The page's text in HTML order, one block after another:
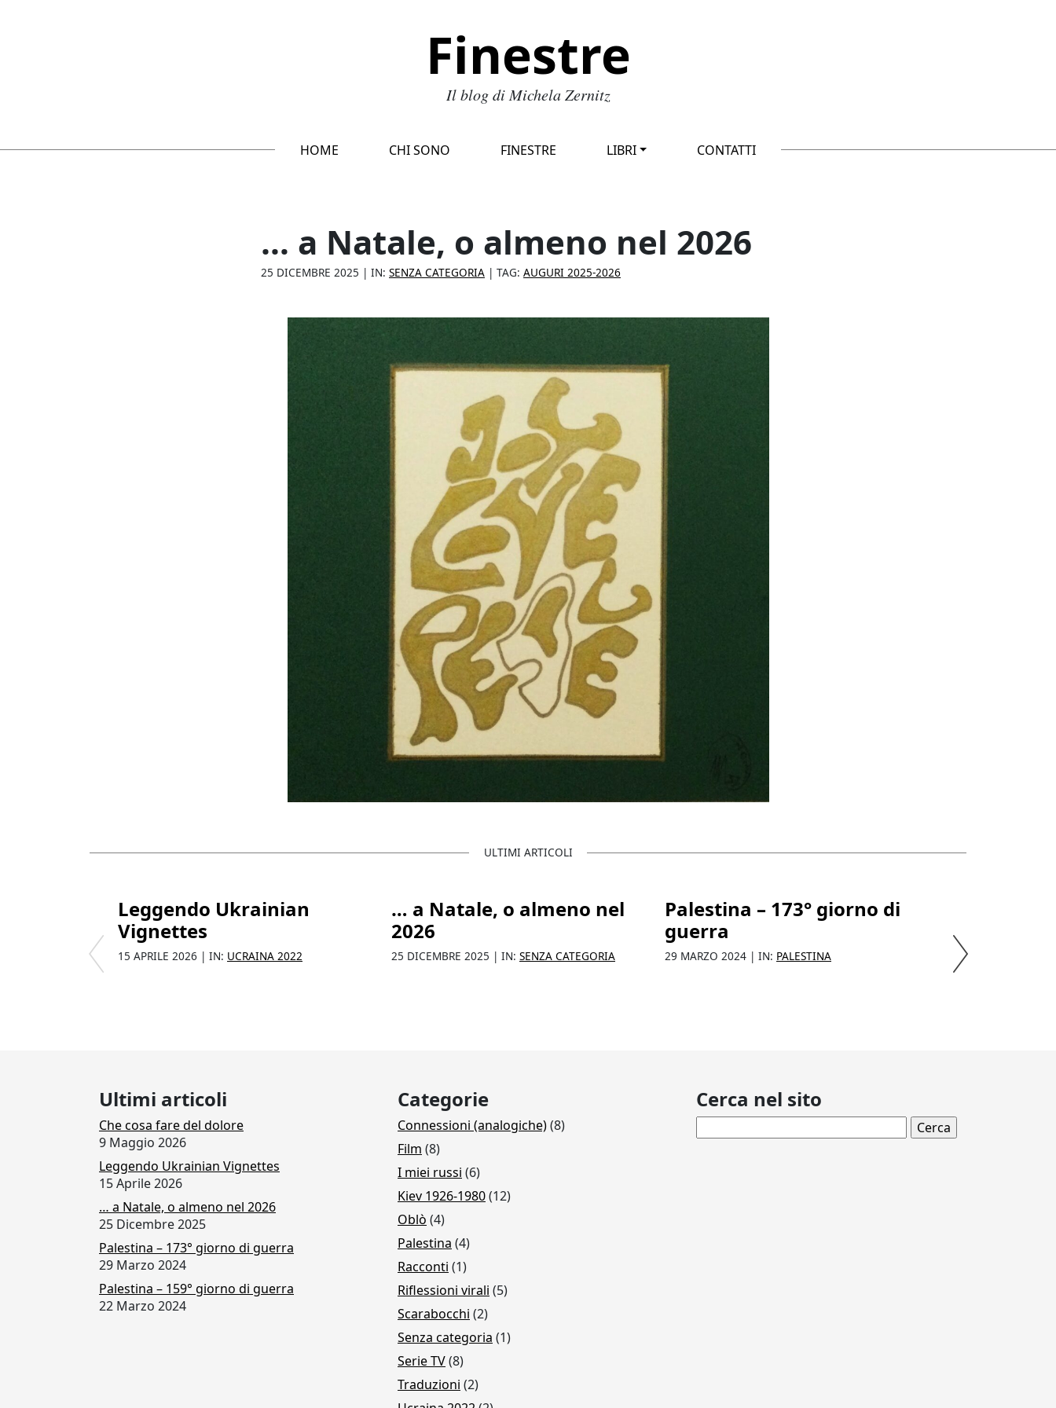
Finestre
Il blog di Michela Zernitz
HOME CHI SONO FINESTRE LIBRI CONTATTI
… a Natale, o almeno nel 2026
25 DICEMBRE 2025 | IN: SENZA CATEGORIA | TAG: AUGURI 2025-2026
ULTIMI ARTICOLI
Leggendo Ukrainian
Vignettes
15 APRILE 2026 | IN: UCRAINA 2022
… a Natale, o almeno nel
2026
25 DICEMBRE 2025 | IN: SENZA CATEGORIA
Palestina – 173° giorno di
guerra
29 MARZO 2024 | IN: PALESTINA
guerra
22 MARZO 2024 | IN:
Ultimi articoli
Che cosa fare del dolore
9 Maggio 2026
Leggendo Ukrainian Vignettes
15 Aprile 2026
… a Natale, o almeno nel 2026
25 Dicembre 2025
Palestina – 173° giorno di guerra
29 Marzo 2024
Palestina – 159° giorno di guerra
22 Marzo 2024
Categorie
Connessioni (analogiche)(8)
Film (8)
I miei russi (6)
Kiev 1926-1980(12)
Oblò (4)
Palestina (4)
Racconti (1)
Riflessioni virali (5)
Scarabocchi (2)
Senza categoria (1)
Serie TV(8)
Traduzioni (2)
Cerca nel sito